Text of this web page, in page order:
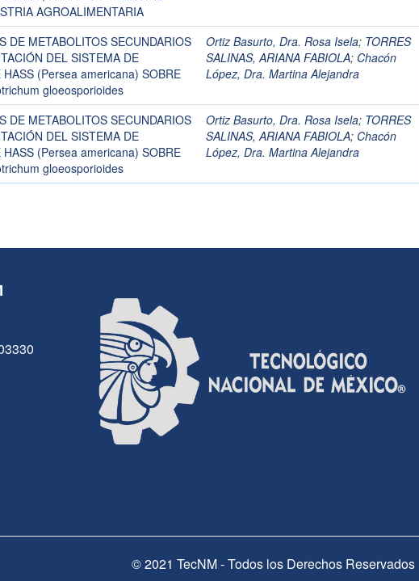
AGROALIMENTARIA
DE METABOLITOS SECUNDARIOS
DEL SISTEMA DE
HASS (Persea americana) SOBRE
gloeosporioides
Ortiz Basurto, Dra. Rosa Isela; TORRES
SALINAS, ARIANA FABIOLA; Chacón
López, Dra. Martina Alejandra
DE METABOLITOS SECUNDARIOS
DEL SISTEMA DE
HASS (Persea americana) SOBRE
gloeosporioides
Ortiz Basurto, Dra. Rosa Isela; TORRES
SALINAS, ARIANA FABIOLA; Chacón
López, Dra. Martina Alejandra
© 2021 TecNM - Todos los Derechos Reservados